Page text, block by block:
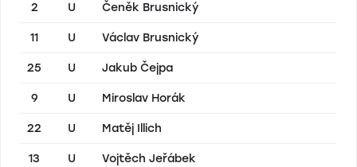
2 U Čeněk Brusnický
11 U Václav Brusnický
25 U Jakub Čejpa
9 U Miroslav Horák
22 U Matěj Illich
13 U Vojtěch Jeřábek